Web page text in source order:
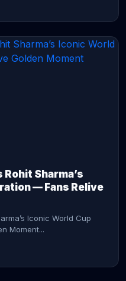
Rohit Sharma’s
— Fans Relive
Iconic World Cup
Moment...